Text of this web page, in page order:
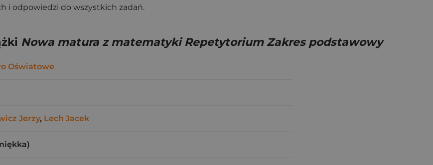
i odpowiedzi do wszystkich zadań.
Nowa matura z matematyki Repetytorium Zakres podstawowy
Oświatowe
Jerzy, Lech Jacek